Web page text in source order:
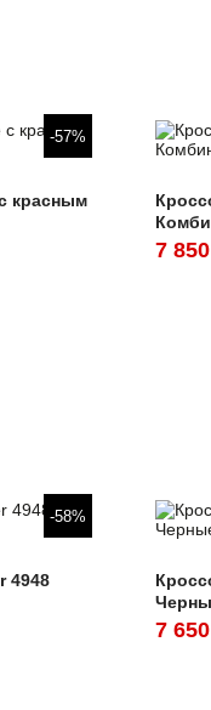
-57%
красным
7
-58%
4948
7